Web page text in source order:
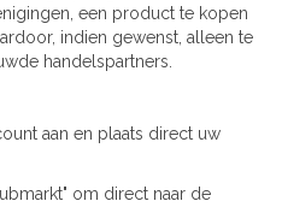
een product te kopen
indien gewenst, alleen te
handelspartners.
aan en plaats direct uw
om direct naar de